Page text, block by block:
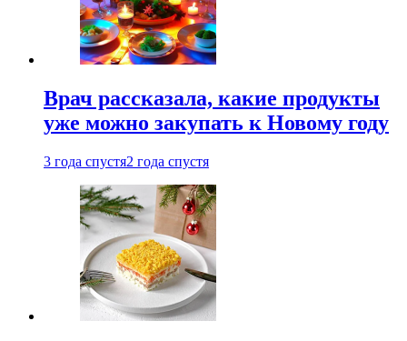
Врач рассказала, какие продукты
уже можно закупать к Новому году
3 года спустя2 года спустя